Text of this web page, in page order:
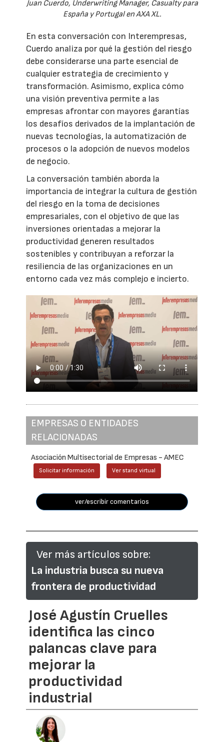
Juan Cuerdo, Underwriting Manager, Casualty para
España y Portugal en AXA XL.
En esta conversación con Interempresas,
Cuerdo analiza por qué la gestión del riesgo
debe considerarse una parte esencial de
cualquier estrategia de crecimiento y
transformación. Asimismo, explica cómo
una visión preventiva permite a las
empresas afrontar con mayores garantías
los desafíos derivados de la implantación de
nuevas tecnologías, la automatización de
procesos o la adopción de nuevos modelos
de negocio.
La conversación también aborda la
importancia de integrar la cultura de gestión
del riesgo en la toma de decisiones
empresariales, con el objetivo de que las
inversiones orientadas a mejorar la
productividad generen resultados
sostenibles y contribuyan a reforzar la
resiliencia de las organizaciones en un
entorno cada vez más complejo e incierto.
EMPRESAS O ENTIDADES
RELACIONADAS
Asociación Multisectorial de Empresas - AMEC
Solicitar información Ver stand virtual
ver/escribir comentarios
Ver más artículos sobre:
La industria busca su nueva
frontera de productividad
José Agustín Cruelles
identifica las cinco
palancas clave para
mejorar la
productividad
industrial